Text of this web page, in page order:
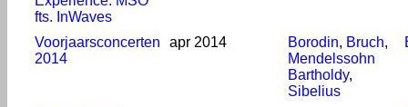
fts. InWaves
Voorjaarsconcerten
2014
apr 2014 Borodin, Bruch,
Mendelssohn
Bartholdy,
Sibelius